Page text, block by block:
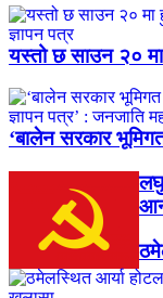
यस्तो छ साउन २०
‘बालेन सरकार